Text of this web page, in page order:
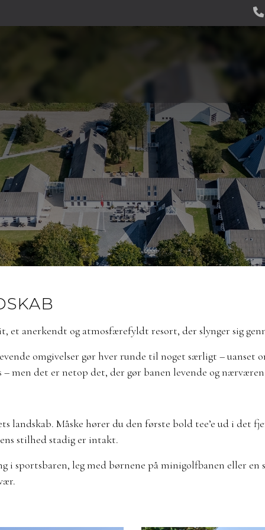
anerkendt og atmosfærefyldt resort, der slynger sig
omgivelser gør hver runde til noget særligt –
men det er netop det, der gør banen levende og
Måske hører du den første bold tee’e ud i det
stilhed stadig er intakt.
sportsbaren, leg med børnene på minigolfbanen eller